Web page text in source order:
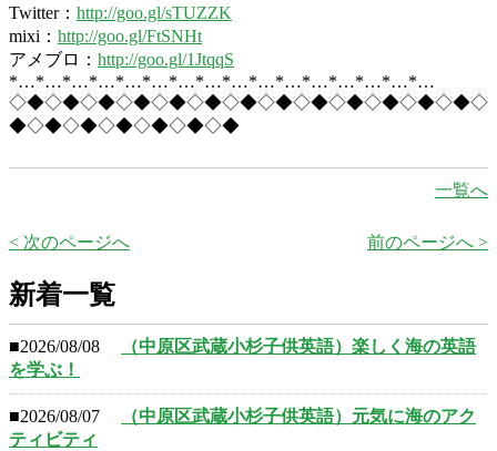
Twitter： http://goo.gl/sTUZZK
mixi： http://goo.gl/FtSNHt
アメブロ： http://goo.gl/1JtqqS
*…*…*…*…*…*…*…*…*…*…*…*…*…*…*…*…
◇◆◇◆◇◆◇◆◇◆◇◆◇◆◇◆◇◆◇◆◇◆◇◆◇◆◇
◆◇◆◇◆◇◆◇◆◇◆◇◆
一覧へ
< 次のページへ 前のページへ >
新着一覧
■2026/08/08
（中原区武蔵小杉子供英語）楽しく海の英語
を学ぶ！
■2026/08/07
（中原区武蔵小杉子供英語）元気に海のアク
ティビティ